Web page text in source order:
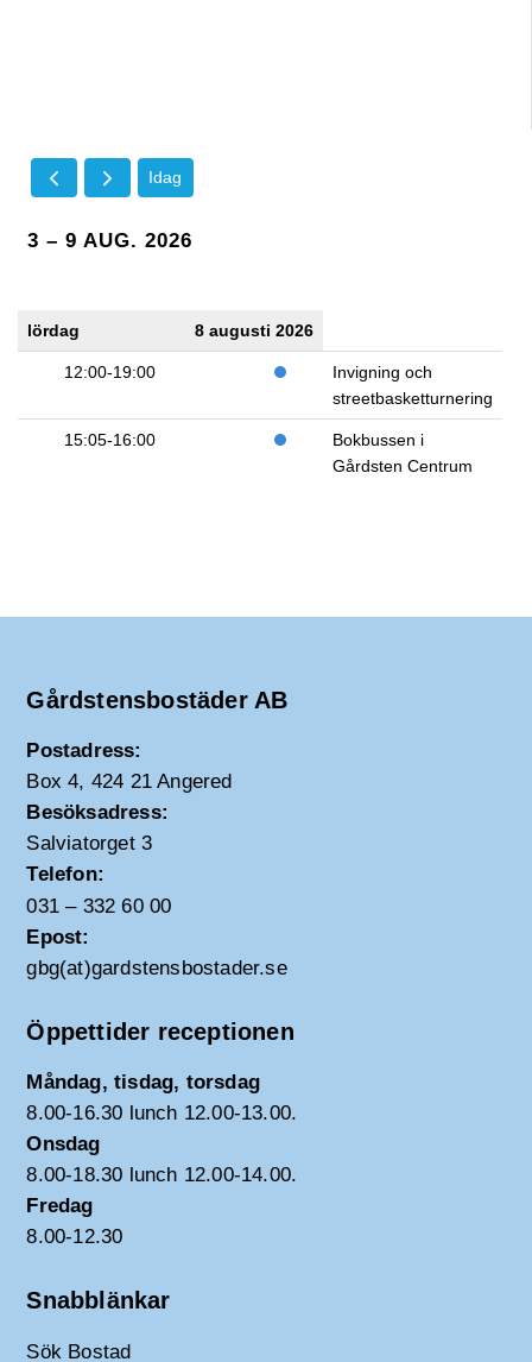
Idag
3 – 9 AUG. 2026
lördag 8 augusti 2026
12:00-19:00
Invigning och
streetbasketturnering
15:05-16:00
Bokbussen i
Gårdsten Centrum
Gårdstensbostäder AB
Postadress:
Box 4, 424 21 Angered
Besöksadress:
Salviatorget 3
Telefon:
031 – 332 60 00
Epost:
gbg(at)gardstensbostader.se
Öppettider receptionen
Måndag, tisdag, torsdag
8.00-16.30 lunch 12.00-13.00.
Onsdag
8.00-18.30 lunch 12.00-14.00.
Fredag
8.00-12.30
Snabblänkar
Sök Bostad